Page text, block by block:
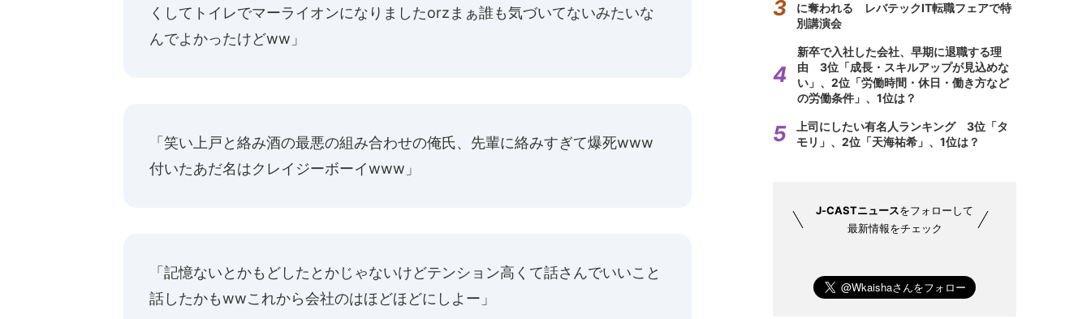
くしてトイレでマーライオンになりましたorzまぁ誰も気づいてないみたいな
んでよかったけどww」
「笑い上戸と絡み酒の最悪の組み合わせの俺氏、先輩に絡みすぎて爆死www
付いたあだ名はクレイジーボーイwww」
「記憶ないとかもどしたとかじゃないけどテンション高くて話さんでいいこと
話したかもwwこれから会社のはほどほどにしよー」
に奪われる レバテックIT転職フェアで特
別講演会
新卒で入社した会社、早期に退職する理
由 3位「成長・スキルアップが見込めな
い」、2位「労働時間・休日・働き方など
の労働条件」、1位は？
上司にしたい有名人ランキング 3位「タ
モリ」、2位「天海祐希」、1位は？
J-CASTニュースをフォローして
最新情報をチェック